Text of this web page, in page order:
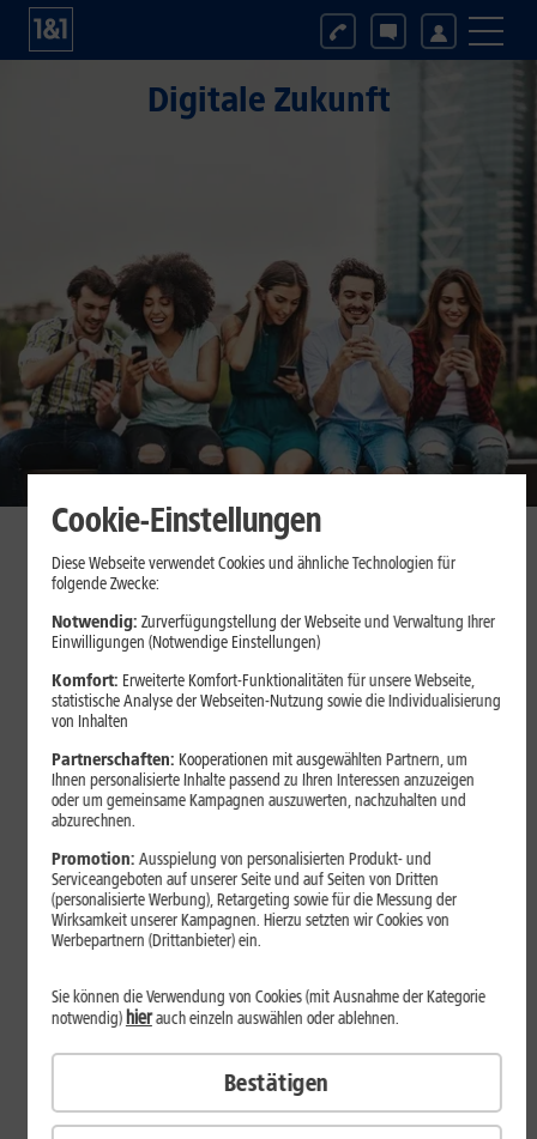
Digitale Zukunft
Digitale Zukunft
sicher ist Bezahlen per
Smartphone?
Mobile Payment wirklich? Der Beitrag erklärt, wie NFC, Wallets
und Tokenisierung funktionieren und worauf Du beim mobilen
Bezahlen achten solltest.
Cookie-Einstellungen
Diese Webseite verwendet Cookies und ähnliche Technologien für
folgende Zwecke:
Notwendig: Zurverfügungstellung der Webseite und Verwaltung Ihrer
Einwilligungen (Notwendige Einstellungen)
Komfort: Erweiterte Komfort-Funktionalitäten für unsere Webseite,
statistische Analyse der Webseiten-Nutzung sowie die Individualisierung
von Inhalten
Partnerschaften: Kooperationen mit ausgewählten Partnern, um
Ihnen personalisierte Inhalte passend zu Ihren Interessen anzuzeigen
oder um gemeinsame Kampagnen auszuwerten, nachzuhalten und
abzurechnen.
Promotion: Ausspielung von personalisierten Produkt- und
Serviceangeboten auf unserer Seite und auf Seiten von Dritten
(personalisierte Werbung), Retargeting sowie für die Messung der
Wirksamkeit unserer Kampagnen. Hierzu setzten wir Cookies von
Werbepartnern (Drittanbieter) ein.
Sie können die Verwendung von Cookies (mit Ausnahme der Kategorie
notwendig) hierauch einzeln auswählen oder ablehnen.
Bestätigen